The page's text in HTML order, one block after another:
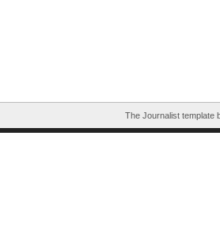
The Journalist template